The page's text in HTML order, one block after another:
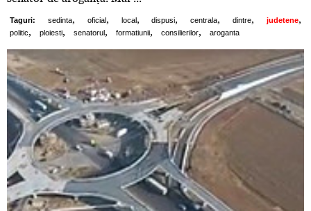
Taguri: sedinta, oficial, local, dispusi, centrala, dintre, judetene,
politic, ploiesti, senatorul , formatiunii, consilierilor, aroganta